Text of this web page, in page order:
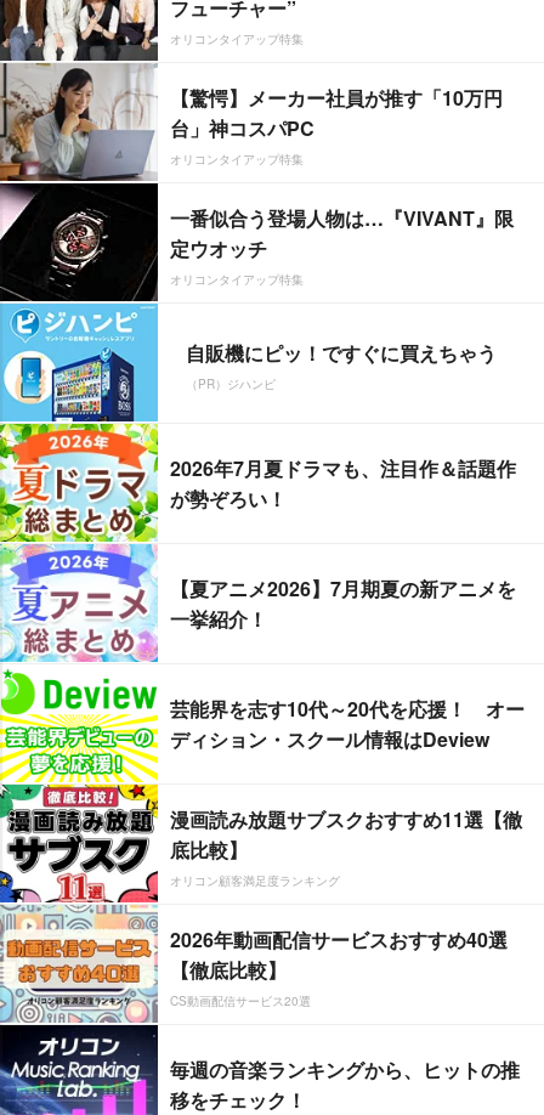
フューチャー”
オリコンタイアップ特集
【驚愕】メーカー社員が推す「10万円
台」神コスパPC
オリコンタイアップ特集
一番似合う登場人物は…『VIVANT』限
定ウオッチ
オリコンタイアップ特集
自販機にピッ！ですぐに買えちゃう
（PR）ジハンピ
2026年7月夏ドラマも、注目作＆話題作
が勢ぞろい！
【夏アニメ2026】7月期夏の新アニメを
一挙紹介！
芸能界を志す10代～20代を応援！ オー
ディション・スクール情報はDeview
漫画読み放題サブスクおすすめ11選【徹
底比較】
オリコン顧客満足度ランキング
2026年動画配信サービスおすすめ40選
【徹底比較】
CS動画配信サービス20選
毎週の音楽ランキングから、ヒットの推
移をチェック！